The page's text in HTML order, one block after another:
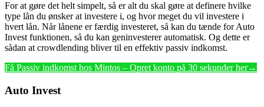
For at gøre det helt simpelt, så er alt du skal gøre at definere hvilke
type lån du ønsker at investere i, og hvor meget du vil investere i
hvert lån. Når lånene er færdig investeret, så kan du tænde for Auto
Invest funktionen, så du kan geninvesterer automatisk. Og dette er
sådan at crowdlending bliver til en effektiv passiv indkomst.
Få Passiv indkomst hos Mintos – Opret konto på 30 sekunder her→
Auto Invest